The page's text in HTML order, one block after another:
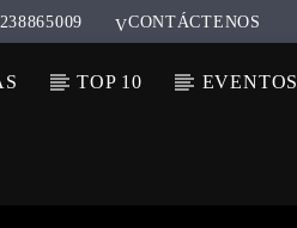
CONTÁCTENOS
TOP 10 EVENTOS